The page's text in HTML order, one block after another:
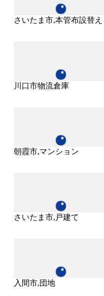
さいたま市,本管布設替え
川口市物流倉庫
朝霞市,マンション
さいたま市,戸建て
入間市,団地